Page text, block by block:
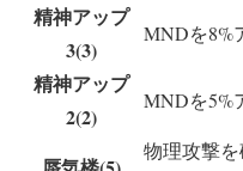
精神アップ
3(3)
MNDを8%
精神アップ
2(2)
MNDを5%
物理攻撃